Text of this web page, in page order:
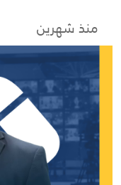
منذ شهرين